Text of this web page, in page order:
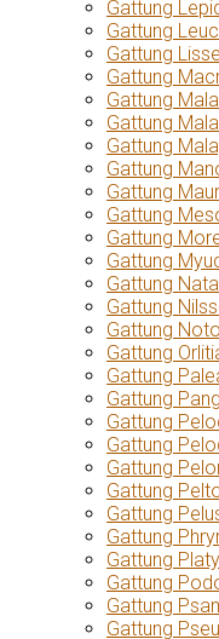
Gattung
Gattung
Gattung
Gattung
Gattung
Gattung
Gattung
Gattung
Gattung
Gattung
Gattung
Gattung
Gattung
Gattung
Gattung
Gattung
Gattung
Gattung
Gattung
Gattung
Gattung
Gattung
Gattung
Gattung
Gattung
Gattung
Gattung
Gattung